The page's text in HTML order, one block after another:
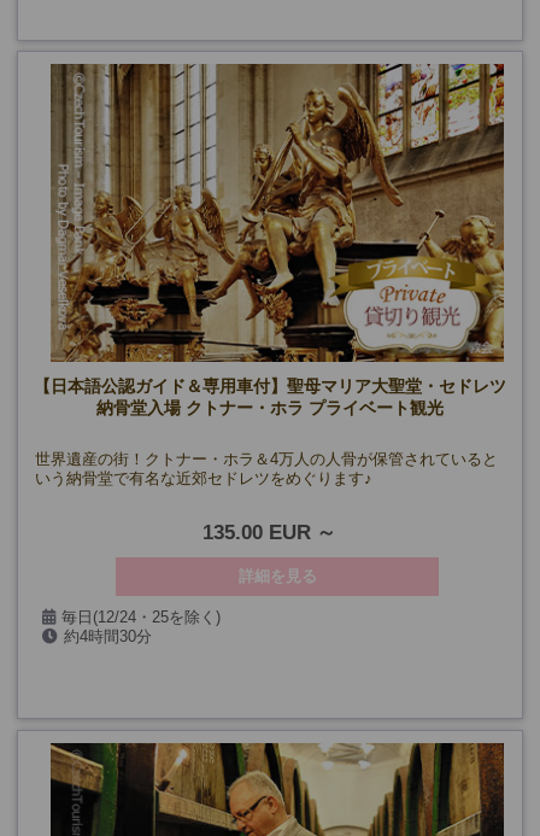
【日本語公認ガイド＆専用車付】聖母マリア大聖堂・セドレツ
納骨堂入場 クトナー・ホラ プライベート観光
世界遺産の街！クトナー・ホラ＆4万人の人骨が保管されていると
いう納骨堂で有名な近郊セドレツをめぐります♪
135.00 EUR
詳細を見る
毎日(12/24・25を除く)
約4時間30分